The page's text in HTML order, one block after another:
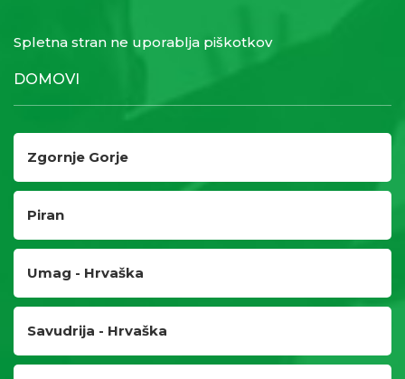
Spletna stran ne uporablja piškotkov
DOMOVI
Zgornje Gorje
Piran
Umag - Hrvaška
Savudrija - Hrvaška